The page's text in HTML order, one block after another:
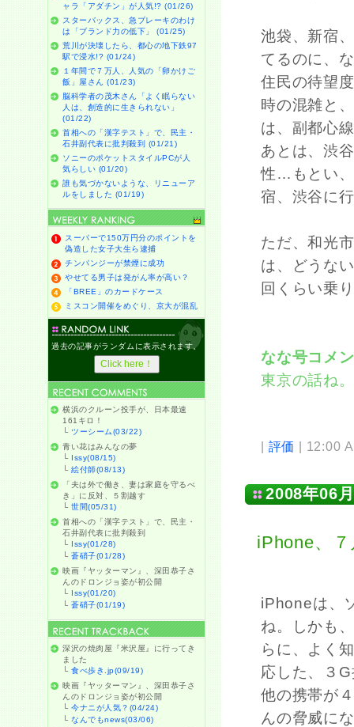
池袋、新宿
てるのに、
住民の待望
時の混雑と
は、副都心
あとは、渋
性…もとい、
宿、渋谷に
ただ、和光
は、どうな
回くらい乗
なな号コ
東京の話ね。
| 評価 | 12:00
2008年06
iPhone、
iPhoneは、
ね。しかも
らに、よく
応した、３
他の携帯が
んの脅威に
ャラ「アダチン」が人気!? (01/26)
スターバックス、急ブレーキのわけ
は「ブランド力の低下」 (01/25)
荒川が決壊したら、都心の地下鉄97
駅で浸水!? (01/24)
１年間で７万人、人気の「卵かけご
飯」屋さん (01/23)
脳科学者の茂木さん「よく眠らない
人は、創造的に生きられない」
(01/22)
首相への「漢字テスト」で、民主・
石井副代表に批判殺到 (01/21)
ソニーのポケットスタイルPCが人
気らしい (01/20)
誰も気づかないような、リニューア
ルをしました (01/19)
スーパーで150万円分のポイントを
偽造した女子大生ら逮捕
チンパンジーが禁煙に成功
やせてる男子は発がん率が高い？
「BREE」のカードケース
ミスコン開催をめぐり、京大が混乱
過去の記事がランダムに表示されます。
横浜のクルーン投手が、日本最速
161キロ！
└ツーシーム(03/22)
青い花はみんなの夢
└ Issy(08/15)
└絵付師(08/13)
「夫は外で働き、妻は家庭を守るべ
き」に反対、５割越す
└世間(05/31)
首相への「漢字テスト」で、民主・
石井副代表に批判殺到
└ Issy(01/28)
└蒼硝子(01/28)
映画『ヤッターマン』、深田恭子さ
んのドロンジョ姿が初公開
└ Issy(01/20)
└蒼硝子(01/19)
深沢の焼肉屋『米沢屋』に行ってき
ました
└食べ歩き.jp(09/19)
映画『ヤッターマン』、深田恭子さ
んのドロンジョ姿が初公開
└今ナニが人気？(04/24)
└なんでもnews(03/06)